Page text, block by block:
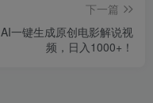
下一篇
AI一键生成原创电影解说视
频，日入1000+！